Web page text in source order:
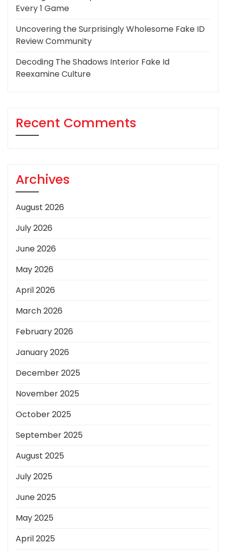
Every 1 Game
Uncovering the Surprisingly Wholesome Fake ID
Review Community
Decoding The Shadows Interior Fake Id
Reexamine Culture
Recent Comments
Archives
August 2026
July 2026
June 2026
May 2026
April 2026
March 2026
February 2026
January 2026
December 2025
November 2025
October 2025
September 2025
August 2025
July 2025
June 2025
May 2025
April 2025